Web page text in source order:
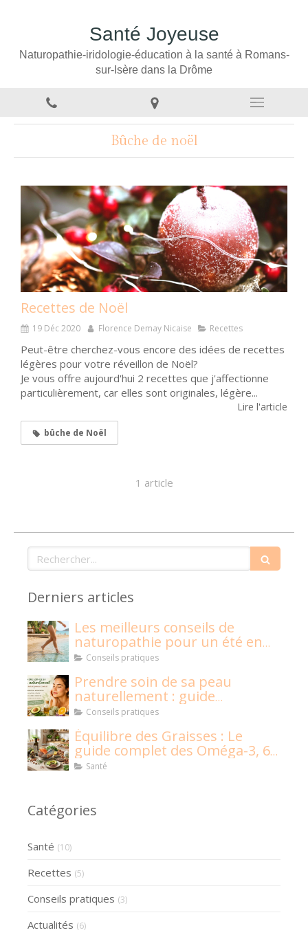
Santé Joyeuse
Naturopathie-iridologie-éducation à la santé à Romans-
sur-Isère dans la Drôme
Bûche de noël
Recettes de Noël
19 Déc 2020 Florence Demay Nicaise Recettes
Peut-être cherchez-vous encore des idées de recettes
légères pour votre réveillon de Noël?
Je vous offre aujourd'hui 2 recettes que j'affectionne
particulièrement, car elles sont originales, légère...
Lire l'article
bûche de Noël
1 article
Rechercher
Derniers articles
Les meilleurs conseils de
naturopathie pour un été en
pleine santé !
Conseils pratiques
Prendre soin de sa peau
naturellement : guide
naturopathique
Conseils pratiques
Équilibre des Graisses : Le
guide complet des Oméga-3, 6,
9 et graisses saturées
Santé
Catégories
Santé (10)
Recettes (5)
Conseils pratiques (3)
Actualités (6)